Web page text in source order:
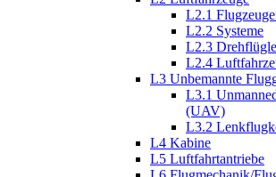
L2.1
L2.2 Systeme
L2.3
L2.4
L3 Unbemannte
L3.1
(UAV)
L3.2
L4 Kabine
L5 Luftfahrtantriebe